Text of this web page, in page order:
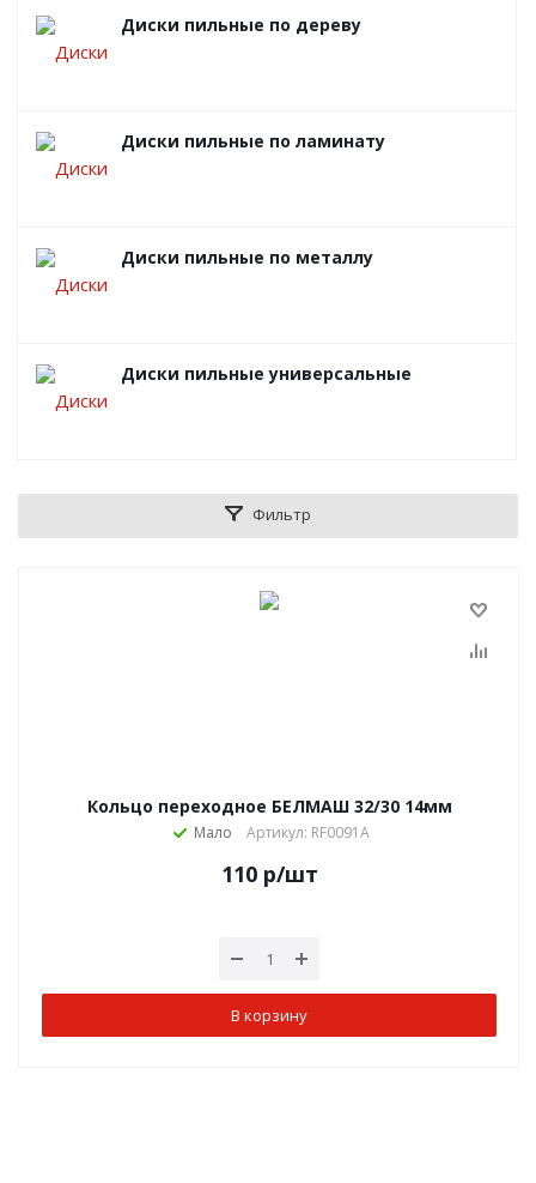
Диски пильные по дереву
Диски пильные по ламинату
Диски пильные по металлу
Диски пильные универсальные
Фильтр
Кольцо переходное БЕЛМАШ 32/30 14мм
Мало Артикул: RF0091A
110р/шт
В корзину